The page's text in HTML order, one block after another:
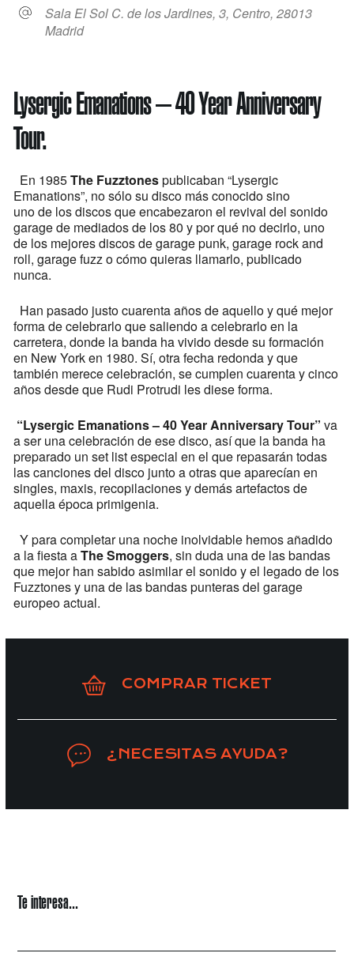
Sala El Sol C. de los Jardines, 3, Centro, 28013
Madrid
Lysergic Emanations – 40 Year Anniversary
Tour.
En 1985The Fuzztonespublicaban “Lysergic
Emanations”, no sólo su disco más conocido sino
uno de los discos que encabezaron el revival del sonido
garage de mediados de los 80 y por qué no decirlo, uno
de los mejores discos de garage punk, garage rock and
roll, garage fuzz o cómo quieras llamarlo, publicado
nunca.
Han pasado justo cuarenta años de aquello y qué mejor
forma de celebrarlo que saliendo a celebrarlo en la
carretera, donde la banda ha vivido desde su formación
en New York en 1980. Sí, otra fecha redonda y que
también merece celebración, se cumplen cuarenta y cinco
años desde que Rudi Protrudi les diese forma.
“Lysergic Emanations – 40 Year Anniversary Tour” va
a ser una celebración de ese disco, así que la banda ha
preparado un set list especial en el que repasarán todas
las canciones del disco junto a otras que aparecían en
singles, maxis, recopilaciones y demás artefactos de
aquella época primigenia.
Y para completar una noche inolvidable hemos añadido
a la fiesta aThe Smoggers, sin duda una de las bandas
que mejor han sabido asimilar el sonido y el legado de los
Fuzztones y una de las bandas punteras del garage
europeo actual.
COMPRAR TICKET
¿NECESITAS AYUDA?
Te interesa...